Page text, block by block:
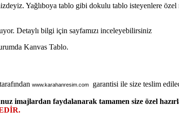
Yağlıboya tablo gibi dokulu tablo isteyenlere özel
Detaylı bilgi için sayfamızı inceleyebilirsiniz
Kanvas Tablo.
www.karahanresim.com garantisi ile size teslim
imajlardan faydalanarak tamamen size özel